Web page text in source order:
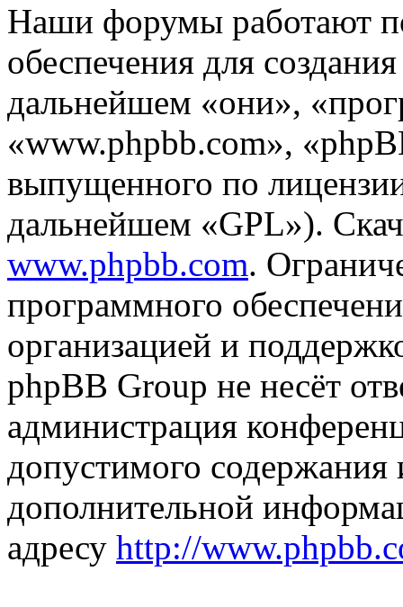
Наши форумы работают
обеспечения для
дальнейшем «они»,
«www.phpbb.com»,
выпущенного по
дальнейшем «GPL»).
www.phpbb.com.
программного
организацией и
phpBB Group не несёт
администрация
допустимого
дополнительной
адресу http://